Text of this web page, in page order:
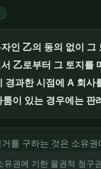
인 乙의 동의 없이
乙로부터 그 토지를
경과한 시점에 A 회
이 있는 경우에는 판
를 구하는 것은 소유
권에 기한 물권적 청구